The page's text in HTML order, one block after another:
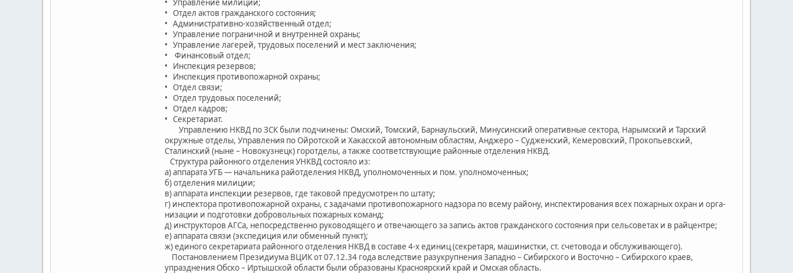
• Отдел актов гражданского состояния;
• Административно-хозяйственный отдел;
• Управление пограничной и внутренней охраны;
• Управление лагерей, трудовых поселений и мест заключения;
• Финансовый отдел;
• Инспекция резервов;
• Инспекция противопожарной охраны;
• Отдел связи;
• Отдел трудовых поселений;
• Отдел кадров;
• Секретариат.
Управлению НКВД по ЗСК были подчинены: Омский, Томский, Барнаульский, Минусинский оперативные сектора, Нарымский и Тарский
окружные отделы, Управления по Ойротской и Хакасской автономным областям, Анджеро – Судженский, Кемеровский, Прокопьевский,
Сталинский (ныне – Новокузнецк) горотделы, а также соответствующие районные отделения НКВД.
Структура районного отделения УНКВД состояло из:
а) аппарата УГБ — начальника райотделения НКВД, уполномоченных и пом. уполномоченных;
б) отделения милиции;
в) аппарата инспекции резервов, где таковой предусмотрен по штату;
г) инспектора противопожарной охраны, с задачами противопожарного надзора по всему району, инспектирования всех пожарных охран и орга-
низации и подготовки добровольных пожарных команд;
д) инструкторов АГСа, непосредственно руководящего и отвечающего за запись актов гражданского состояния при сельсоветах и в райцентре;
е) аппарата связи (экспедиция или обменный пункт);
ж) единого секретариата районного отделения НКВД в составе 4-х единиц (секретаря, машинистки, ст. счетовода и обслуживающего).
Постановлением Президиума ВЦИК от 07.12.34 года вследствие разукрупнения Западно – Сибирского и Восточно – Сибирского краев,
упразднения Обско – Иртышской области были образованы Красноярский край и Омская область.